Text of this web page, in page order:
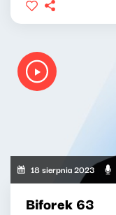
18 sierpnia 2023
Biforek 63